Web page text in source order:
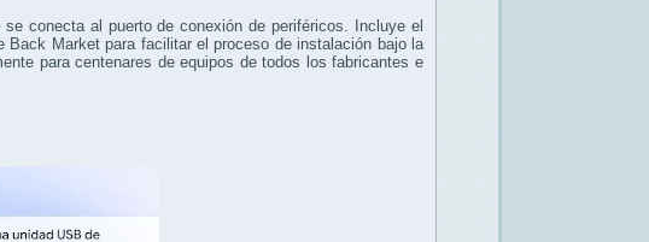
conecta al puerto de conexión de periféricos. Incluye el
Market para facilitar el proceso de instalación bajo la
para centenares de equipos de todos los fabricantes e